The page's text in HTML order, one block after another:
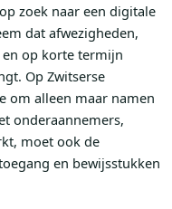
zoek naar een digitale
dat afwezigheden,
op korte termijn
Op Zwitserse
om alleen maar namen
onderaannemers,
moet ook de
en bewijsstukken